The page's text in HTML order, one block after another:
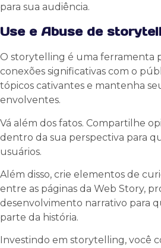
para sua audiência.
Use e Abuse de
O storytelling é uma ferramenta
conexões significativas com o
tópicos cativantes e mantenha
envolventes.
Vá além dos fatos. Compartilhe
dentro da sua perspectiva para
usuários.
Além disso, crie elementos de
entre as páginas da Web Story,
desenvolvimento narrativo para
parte da história.
Investindo em storytelling, você